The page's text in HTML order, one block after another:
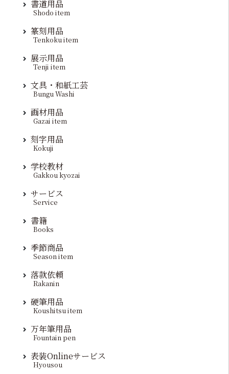
書道用品
Shodo item
篆刻用品
Tenkoku item
展示用品
Tenji item
文具・和紙工芸
Bungu Washi
画材用品
Gazai item
刻字用品
Kokuji
学校教材
Gakkou kyozai
サービス
Service
書籍
Books
季節商品
Season item
落款依頼
Rakanin
硬筆用品
Koushitsu item
万年筆用品
Fountain pen
表装Onlineサービス
Hyousou